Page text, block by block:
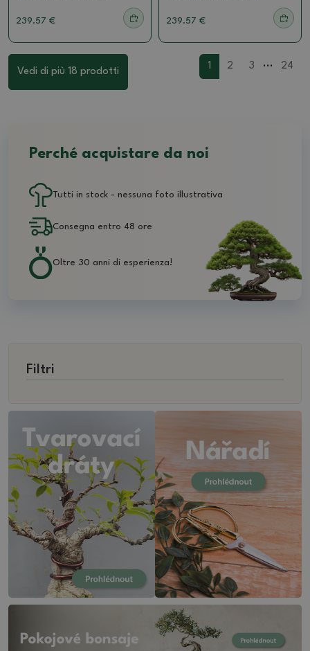
Filtri
239.57 € 239.57 €
Vedi di più 18 prodotti
1 2 3 ... 24
Perché acquistare da noi
Tutti in stock - nessuna foto illustrativa
Consegna entro 48 ore
Oltre 30 anni di esperienza!